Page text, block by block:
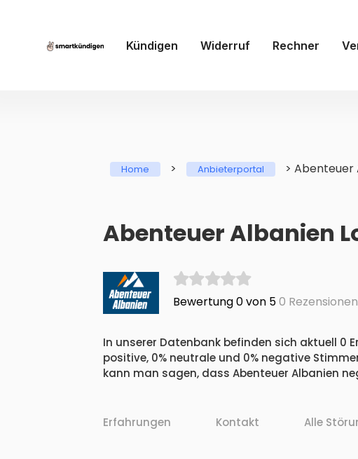
Kündigen Widerruf Rechner
Home > Anbieterportal > Abenteuer
Abenteuer Albanien
Bewertung 0 von 50 Rezensionen
In unserer Datenbank befinden sich aktuell 0
positive, 0% neutrale und 0% negative
kann man sagen, dass Abenteuer Albanien
Erfahrungen Kontakt Alle